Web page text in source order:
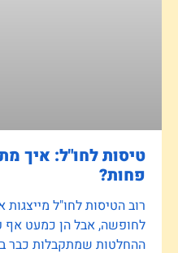
טיסות לחו"ל: איך
פחות?
רוב הטיסות לחו"ל
לחופשה, אבל הן כמעט אף
ההחלטות שמתקבלות כבר